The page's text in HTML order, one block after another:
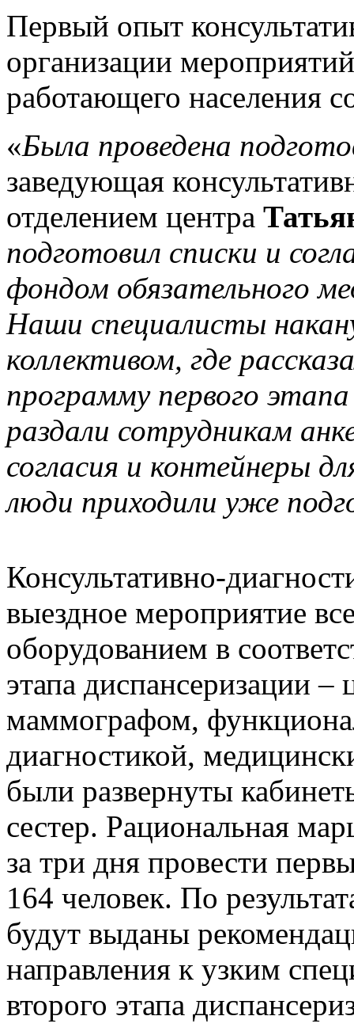
Первый опыт
организации
работающего населения
«Была проведена
заведующая
отделением центра
подготовил списки и
фондом обязательного
Наши специалисты
коллективом, где
программу первого
раздали сотрудникам
согласия и контейнеры
люди приходили уже
Консультативно-
выездное мероприятие
оборудованием в
этапа диспансеризации
маммографом,
диагностикой,
были развернуты
сестер. Рациональная
за три дня провести
164 человек. По
будут выданы
направления к узким
второго этапа